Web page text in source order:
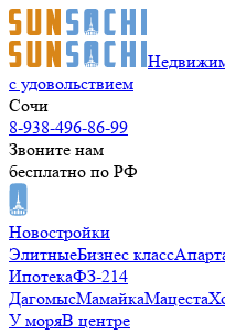
с удовольствием
Сочи
8-938-496-86-99
Звоните нам
бесплатно по РФ
Новостройки
ЭлитныеБизнес класс
ИпотекаФЗ-214
ДагомысМамайкаМацеста
У моряВ центре